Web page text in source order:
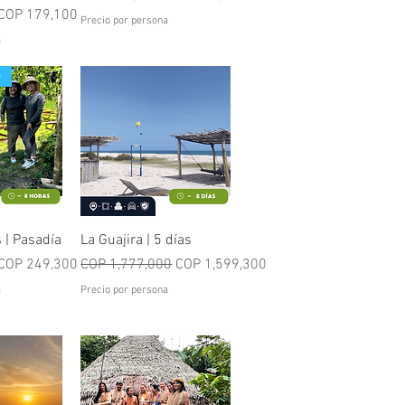
Price
179,100 Precio por persona
| Pasadía
Price
249,300
Quick View
La Guajira | 5 días
Regular Price
COP 1,777,000 Sale Price
COP 1,599,300
Precio por persona